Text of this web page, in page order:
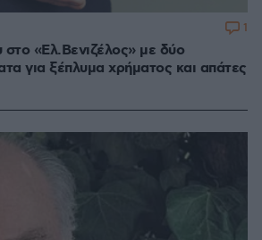
«Ελ.Βενιζέλος» με δύο
για ξέπλυμα χρήματος και απάτες
1